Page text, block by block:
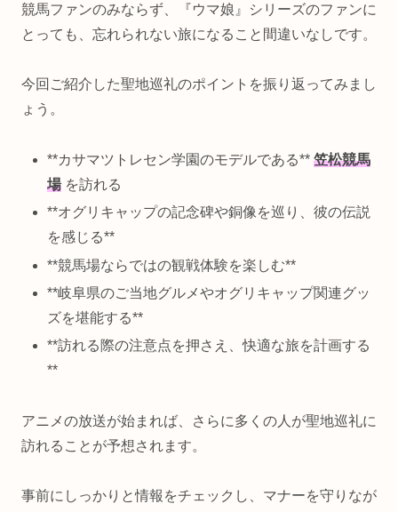
競馬ファンのみならず、『ウマ娘』シリーズのファンに
とっても、忘れられない旅になること間違いなしです。
今回ご紹介した聖地巡礼のポイントを振り返ってみまし
ょう。
**カサマツトレセン学園のモデルである**笠松競馬
場を訪れる
**オグリキャップの記念碑や銅像を巡り、彼の伝説
を感じる**
**競馬場ならではの観戦体験を楽しむ**
**岐阜県のご当地グルメやオグリキャップ関連グッ
ズを堪能する**
**訪れる際の注意点を押さえ、快適な旅を計画する
**
アニメの放送が始まれば、さらに多くの人が聖地巡礼に
訪れることが予想されます。
事前にしっかりと情報をチェックし、マナーを守りなが